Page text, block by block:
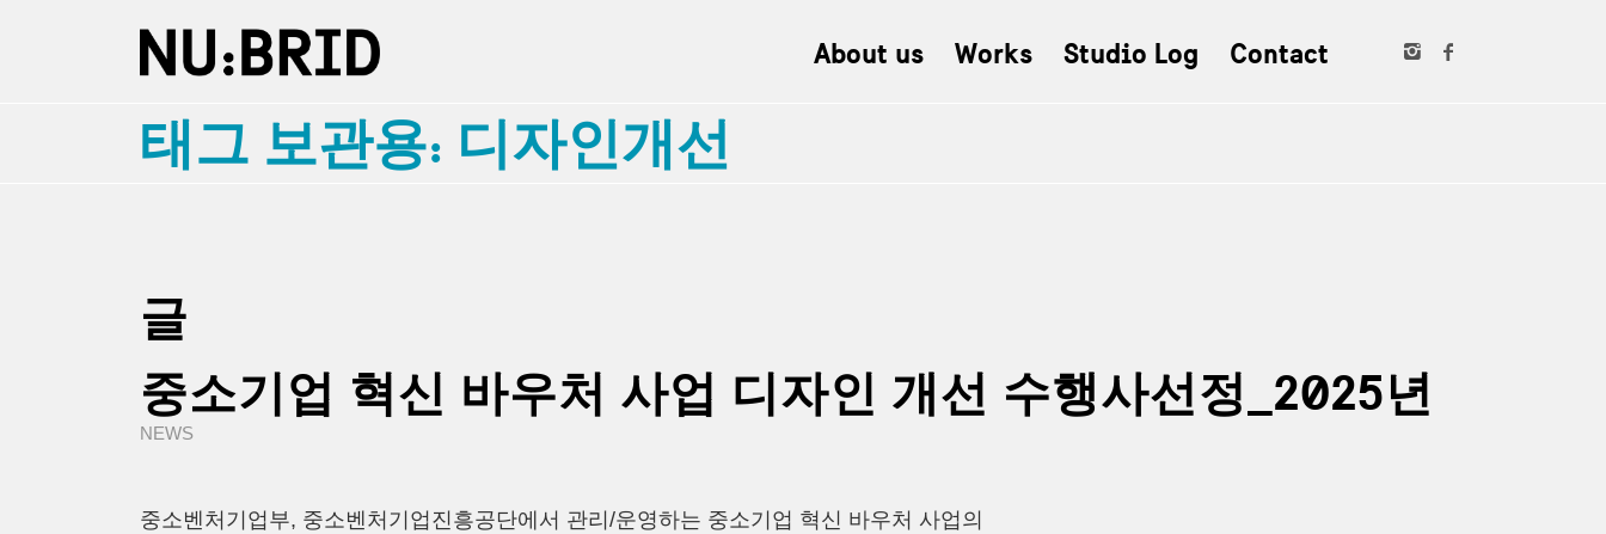
About us Works Studio Log Contact
태그 보관용: 디자인개선
글
중소기업 혁신 바우처 사업 디자인 개선 수행사선정_2025년
NEWS
중소벤처기업부, 중소벤처기업진흥공단에서 관리/운영하는 중소기업 혁신 바우처 사업의